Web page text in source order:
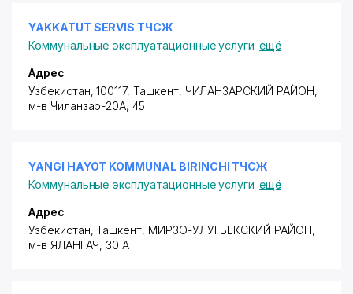
YAKKATUT SERVIS ТЧСЖ
Коммунальные эксплуатационные услуги ещё
Адрес
Узбекистан, 100117, Ташкент, ЧИЛАНЗАРСКИЙ РАЙОН,
м-в Чиланзар-20А, 45
YANGI HAYOT KOMMUNAL BIRINCHI ТЧСЖ
Коммунальные эксплуатационные услуги ещё
Адрес
Узбекистан, Ташкент, МИРЗО-УЛУГБЕКСКИЙ РАЙОН,
м-в ЯЛАНГАЧ, 30 А